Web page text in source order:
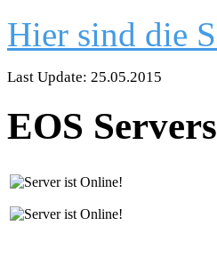
Hier sind die
Last Update: 25.05.2015
EOS